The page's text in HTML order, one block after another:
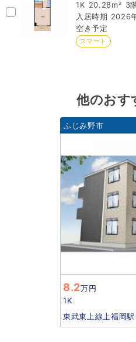
1K 20.28m² 3
2026
空き予定
スマート
他のおす
ふじみ野市
8.2万円
1K
東武東上線上福岡